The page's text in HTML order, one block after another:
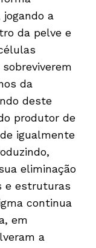
a
da pelve e
da
deste
produtor de
igualmente
eliminação
e estruturas
continua
em
a